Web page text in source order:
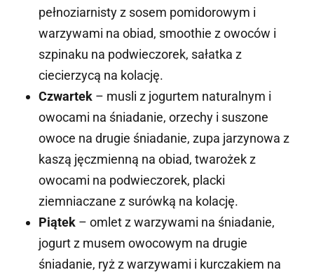
pełnoziarnisty z sosem pomidorowym i
warzywami na obiad, smoothie z owoców i
szpinaku na podwieczorek, sałatka z
ciecierzycą na kolację.
Czwartek – musli z jogurtem naturalnym i
owocami na śniadanie, orzechy i suszone
owoce na drugie śniadanie, zupa jarzynowa z
kaszą jęczmienną na obiad, twarożek z
owocami na podwieczorek, placki
ziemniaczane z surówką na kolację.
Piątek – omlet z warzywami na śniadanie,
jogurt z musem owocowym na drugie
śniadanie, ryż z warzywami i kurczakiem na